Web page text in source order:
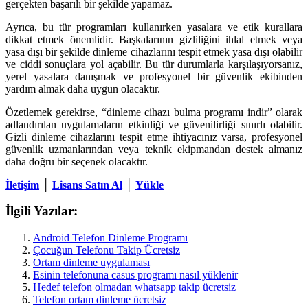
gerçekten başarılı bir şekilde yapamaz.
Ayrıca, bu tür programları kullanırken yasalara ve etik kurallara
dikkat etmek önemlidir. Başkalarının gizliliğini ihlal etmek veya
yasa dışı bir şekilde dinleme cihazlarını tespit etmek yasa dışı olabilir
ve ciddi sonuçlara yol açabilir. Bu tür durumlarla karşılaşıyorsanız,
yerel yasalara danışmak ve profesyonel bir güvenlik ekibinden
yardım almak daha uygun olacaktır.
Özetlemek gerekirse, “dinleme cihazı bulma programı indir” olarak
adlandırılan uygulamaların etkinliği ve güvenilirliği sınırlı olabilir.
Gizli dinleme cihazlarını tespit etme ihtiyacınız varsa, profesyonel
güvenlik uzmanlarından veya teknik ekipmandan destek almanız
daha doğru bir seçenek olacaktır.
İletişim
Lisans Satın Al Yükle
İlgili Yazılar:
Android Telefon Dinleme Programı
Çocuğun Telefonu Takip Ücretsiz
Ortam dinleme uygulaması
Esinin telefonuna casus programı nasıl yüklenir
Hedef telefon olmadan whatsapp takip ücretsiz
Telefon ortam dinleme ücretsiz